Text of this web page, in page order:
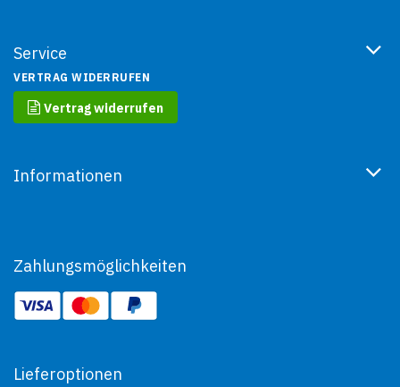
Service
VERTRAG WIDERRUFEN
Vertrag widerrufen
Informationen
Zahlungsmöglichkeiten
Lieferoptionen